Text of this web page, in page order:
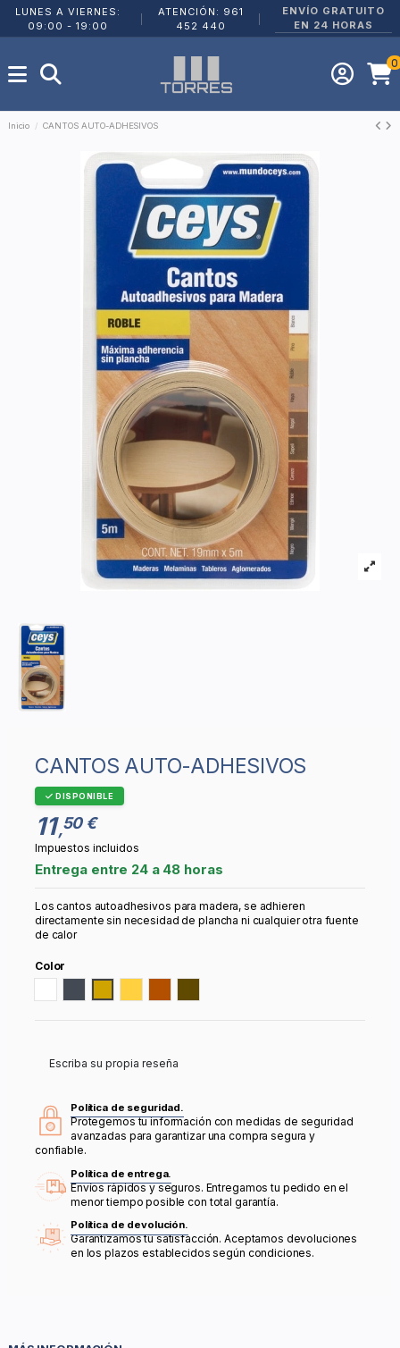
LUNES A VIERNES:
09:00 - 19:00
ATENCIÓN: 961
452 440
ENVÍO GRATUITO
EN 24 HORAS
0
Inicio CANTOS AUTO-ADHESIVOS
CANTOS AUTO-ADHESIVOS
DISPONIBLE
11,50 €
Impuestos incluidos
Entrega entre 24 a 48 horas
Los cantos autoadhesivos para madera, se adhieren
directamente sin necesidad de plancha ni cualquier otra fuente
de calor
Color
Escriba su propia reseña
Política de seguridad.
Protegemos tu información con medidas de seguridad
avanzadas para garantizar una compra segura y
confiable.
Política de entrega.
Envíos rápidos y seguros. Entregamos tu pedido en el
menor tiempo posible con total garantía.
Política de devolución.
Garantizamos tu satisfacción. Aceptamos devoluciones
en los plazos establecidos según condiciones.